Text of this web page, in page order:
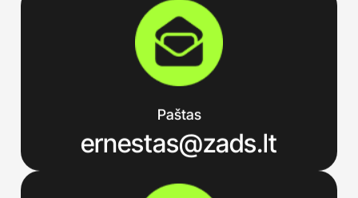
Paštas
ernestas@zads.lt